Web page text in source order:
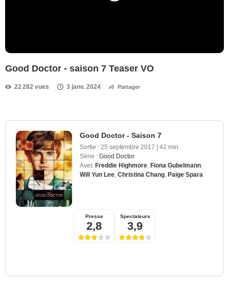
Good Doctor - saison 7 Teaser VO
22 282 vues 3 janv. 2024 Partager
Good Doctor - Saison 7
Sortie : 25 septembre 2017 | 42 min
Série : Good Doctor
Avec Freddie Highmore Fiona Gubelmann
Will Yun Lee Christina Chang Paige Spara
Presse
2,8
Spectateurs
3,9